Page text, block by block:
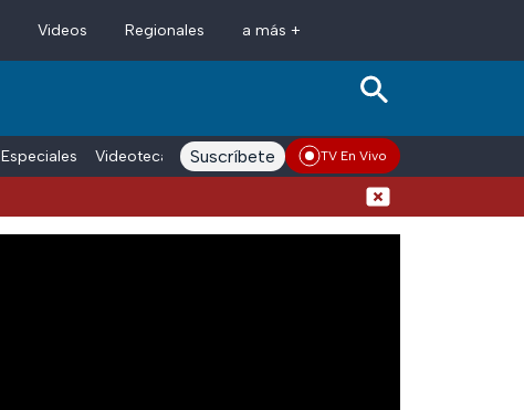
Videos Regionales a más +
Especiales Videoteca Conductores Voces adn Noticias
Suscríbete TV En Vivo